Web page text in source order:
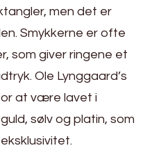
men det er
Smykkerne er ofte
som giver ringene et
Ole Lynggaard’s
at være lavet i
sølv og platin, som